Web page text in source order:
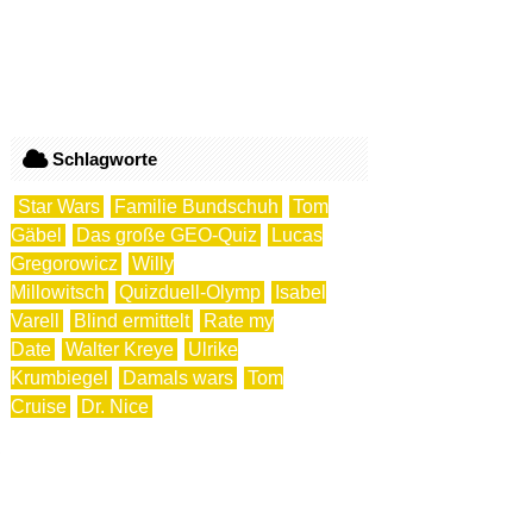
Schlagworte
Star Wars Familie Bundschuh
Tom
Gäbel
Das große GEO-Quiz
Lucas
Gregorowicz
Willy
Millowitsch
Quizduell-Olymp
Isabel
Varell
Blind ermittelt
Rate my
Date
Walter Kreye
Ulrike
Krumbiegel
Damals wars
Tom
Cruise
Dr. Nice